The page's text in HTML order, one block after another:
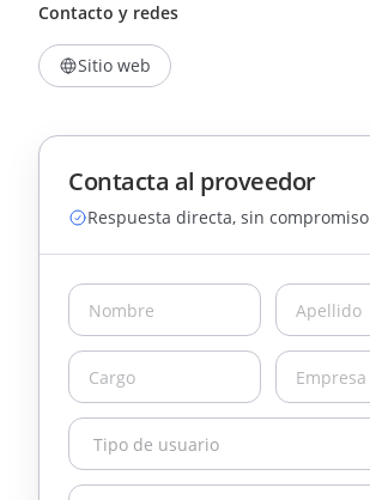
Contacto y redes
Sitio web
Contacta al proveedor
Respuesta directa, sin compromiso